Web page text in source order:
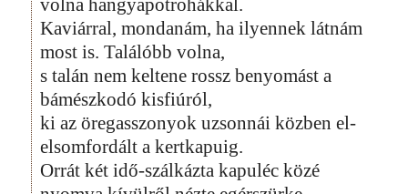
Kaviárral, mondanám, ha ilyennek látnám
most is. Találóbb volna,
s talán nem keltene rossz benyomást a
bámészkodó kisfiúról,
ki az öregasszonyok uzsonnái közben el-
elsomfordált a kertkapuig.
Orrát két idő-szálkázta kapuléc közé